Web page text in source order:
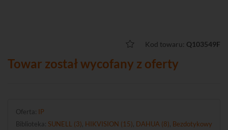
Kod towaru: Q103549F
Towar został wycofany z oferty
Oferta: IP
Biblioteka: SUNELL (3) HIKVISION (15) DAHUA (8) Bezdotykowy